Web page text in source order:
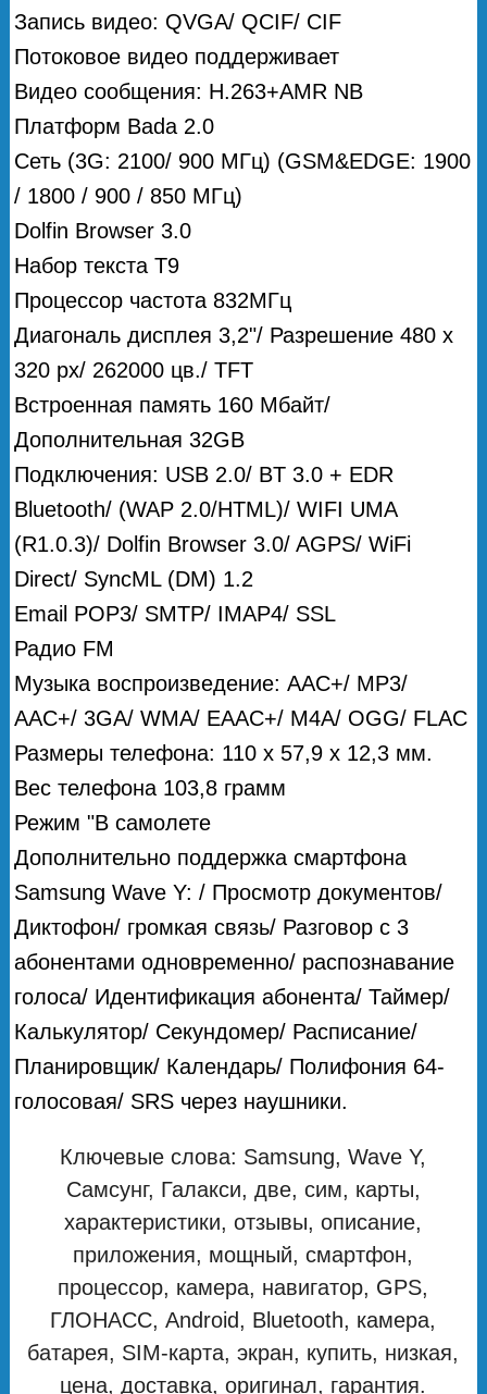
Запись видео: QVGA/ QCIF/ CIF
Потоковое видео поддерживает
Видео сообщения: H.263+AMR NB
Платформ Bada 2.0
Сеть (3G: 2100/ 900 МГц) (GSM&EDGE: 1900
/ 1800 / 900 / 850 МГц)
Dolfin Browser 3.0
Набор текста Т9
Процессор частота 832MГц
Диагональ дисплея 3,2"/ Разрешение 480 x
320 px/ 262000 цв./ TFT
Встроенная память 160 Мбайт/
Дополнительная 32GB
Подключения: USB 2.0/ BT 3.0 + EDR
Bluetooth/ (WAP 2.0/HTML)/ WIFI UMA
(R1.0.3)/ Dolfin Browser 3.0/ AGPS/ WiFi
Direct/ SyncML (DM) 1.2
Email POP3/ SMTP/ IMAP4/ SSL
Радио FM
Музыка воспроизведение: AAC+/ MP3/
AAC+/ 3GA/ WMA/ EAAC+/ M4A/ OGG/ FLAC
Размеры телефона: 110 x 57,9 x 12,3 мм.
Вес телефона 103,8 грамм
Режим "В самолете
Дополнительно поддержка смартфона
Samsung Wave Y: / Просмотр документов/
Диктофон/ громкая связь/ Разговор с 3
абонентами одновременно/ распознавание
голоса/ Идентификация абонента/ Таймер/
Калькулятор/ Секундомер/ Расписание/
Планировщик/ Календарь/ Полифония 64-
голосовая/ SRS через наушники.
Ключевые слова: Samsung, Wave Y,
Самсунг, Галакси, две, сим, карты,
характеристики, отзывы, описание,
приложения, мощный, смартфон,
процессор, камера, навигатор, GPS,
ГЛОНАСС, Android, Bluetooth, камера,
батарея, SIM-карта, экран, купить, низкая,
цена, доставка, оригинал, гарантия.